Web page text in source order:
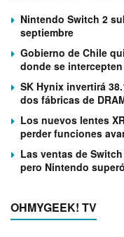
Nintendo Switch 2
septiembre
Gobierno de Chile
donde se
SK Hynix invertirá
dos fábricas de
Los nuevos lentes
perder funciones
Las ventas de
pero Nintendo
OHMYGEEK! TV